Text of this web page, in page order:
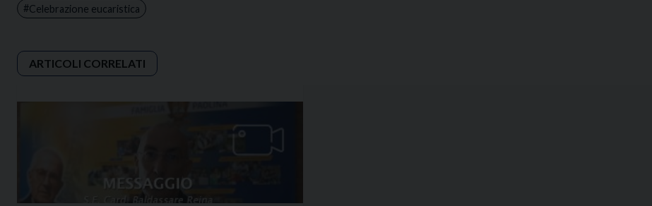
Celebrazione eucaristica